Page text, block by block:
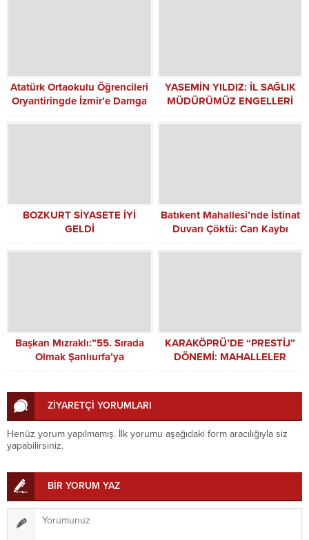
Atatürk Ortaokulu Öğrencileri
Oryantiringde İzmir’e Damga
Vurdu
YASEMİN YILDIZ: İL SAĞLIK
MÜDÜRÜMÜZ ENGELLERİ
KALDIRDI
BOZKURT SİYASETE İYİ
GELDİ
Batıkent Mahallesi’nde İstinat
Duvarı Çöktü: Can Kaybı
Yaşanmadı
Başkan Mızraklı:”55. Sırada
Olmak Şanlıurfa’ya
Yakışmıyor”
KARAKÖPRÜ’DE “PRESTİJ”
DÖNEMİ: MAHALLELER
MODERN BİR ÇEHREYE
ZİYARETÇİ YORUMLARI
Henüz yorum yapılmamış. İlk yorumu aşağıdaki form aracılığıyla siz
yapabilirsiniz.
BİR YORUM YAZ